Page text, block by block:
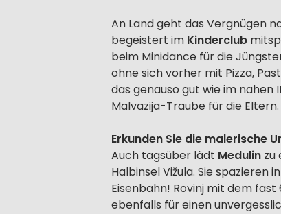
An Land geht das Vergnügen
begeistert im Kinderclub
beim Minidance für die
ohne sich vorher mit Pizza,
das genauso gut wie im
Malvazija-Traube für die
Erkunden Sie die malerische
Auch tagsüber lädt Medulin zu
Halbinsel Vižula. Sie spazieren
Eisenbahn! Rovinj mit dem
ebenfalls für einen